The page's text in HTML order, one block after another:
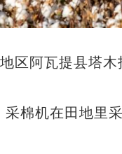
区阿瓦提县塔
棉机在田地里